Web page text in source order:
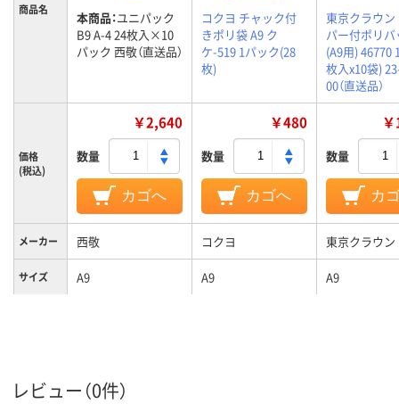
商品名 本商品：ユニパック
B9 A-4 24枚入×10
パック 西敬（直送品）
コクヨ チャック付
きポリ袋 A9 ク
ケ-519 1パック(28
枚)
東京クラウン
パー付ポリバ
(A9用) 46770
枚入x10袋)
00（直送品）
価格
(税込)
￥2,640
数量
カゴへ
￥480
数量
カゴへ
数量
カ
メーカー 西敬 コクヨ 東京クラウン
サイズ A9 A9 A9
プ）
レビュー（0件）